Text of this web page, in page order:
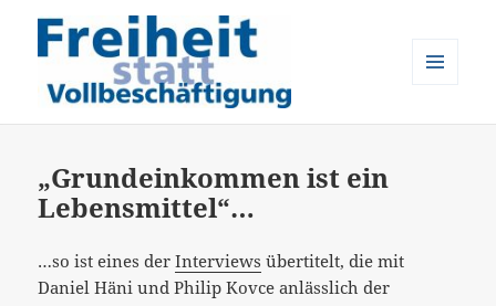
„Grundeinkommen ist ein
Lebensmittel“…
…so ist eines derInterviews übertitelt, die mit
Daniel Häni und Philip Kovce anlässlich der